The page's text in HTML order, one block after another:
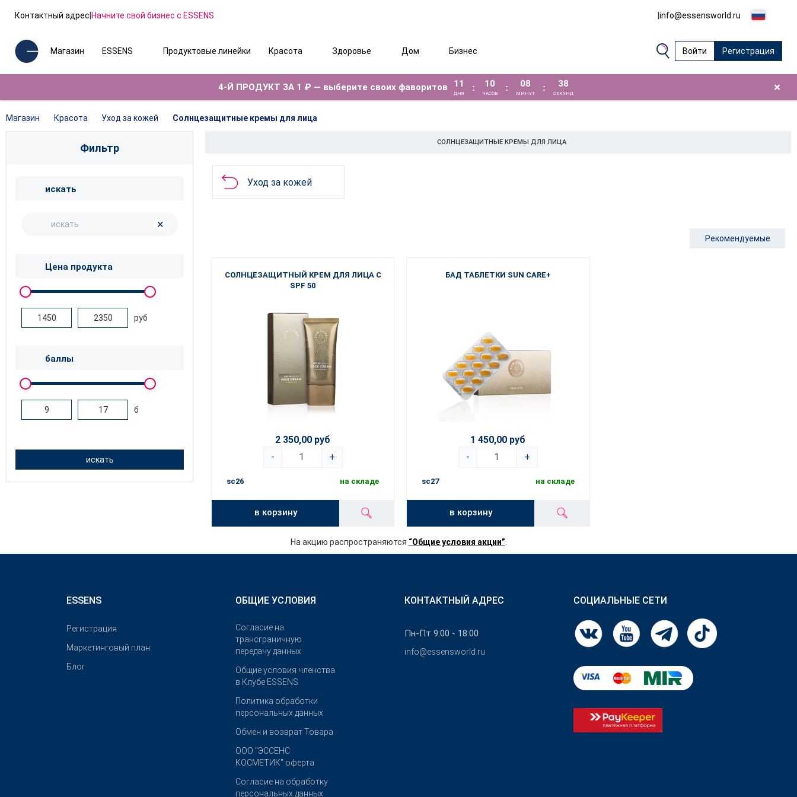
Контактный адрес|Начните свой бизнес с ESSENS |info@essensworld.ru
Магазин ESSENS Продуктовые линейки Красота Здоровье Дом Бизнес Войти Регистрация
4-Й ПРОДУКТ ЗА 1 ₽ — выберите своих фаворитов 11
ДНЯ
: 10
ЧАСОВ
: 08
МИНУТ
: 37
СЕКУНД ×
Магазин Красота Уход за кожей Солнцезащитные кремы для лица
Фильтр
искать
×
Цена продукта
руб
баллы
б
искать
СОЛНЦЕЗАЩИТНЫЕ КРЕМЫ ДЛЯ ЛИЦА
Уход за кожей
Рекомендуемые
СОЛНЦЕЗАЩИТНЫЙ КРЕМ ДЛЯ ЛИЦА С
SPF 50
2 350,00 руб
-
+
sc26 на складе
в корзину
БАД ТАБЛЕТКИ SUN CARE+
1 450,00 руб
-
+
sc27 на складе
в корзину
На акцию распространяются “Общие условия акции”
ESSENS
Pегистрация
Маркетинговый план
Блог
ОБЩИЕ УСЛОВИЯ
Согласие на
трансграничную
передачу данных
Общие условия членства
в Клубе ESSENS
Политика обработки
персональных данных
Обмен и возврат Товара
OOO "ЭССЕНС
КОСМЕТИК" оферта
Согласие на обработку
персональных данных
КОНТАКТНЫЙ АДРЕС
Пн-Пт 9:00 - 18:00
info@essensworld.ru
СОЦИАЛЬНЫЕ СЕТИ